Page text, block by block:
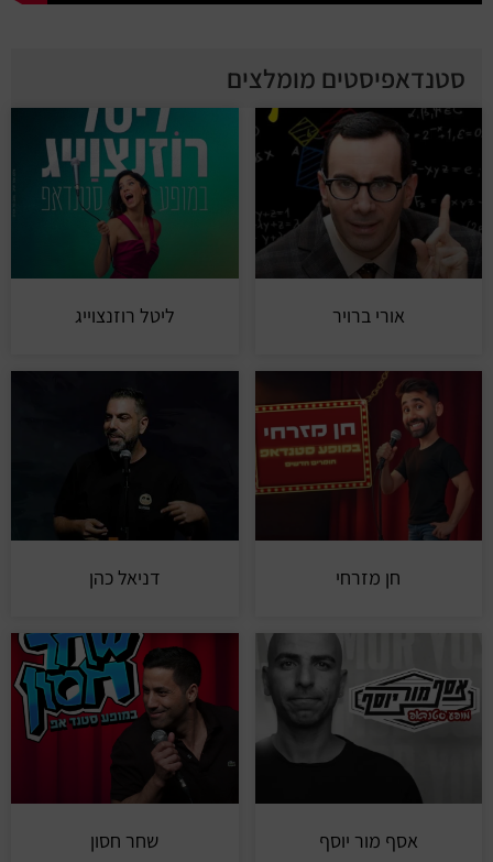
סטנדאפיסטים מומלצים
אורי ברויר ליטל רוזנצוייג
חן מזרחי דניאל כהן
אסף מור יוסף שחר חסון